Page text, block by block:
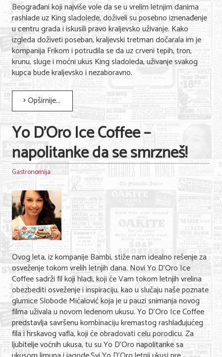
Beograđani koji najviše vole da se u vrelim letnjim danima
rashlade uz King sladolede, doživeli su posebno iznenađenje
u centru grada i iskusili pravo kraljevsko uživanje. Kako
izgleda doživeti poseban, kraljevski tretman dočarala im je
kompanija Frikom i potrudila se da uz crveni tepih, tron,
krunu, sluge i moćni ukus King sladoleda, uživanje svakog
kupca bude kraljevsko i nezaboravno.
Opširnije...
Yo D'Oro Ice Coffee –
napolitanke da se smrzneš!
Gastronomija
Ovog leta, iz kompanije Bambi, stiže nam idealno rešenje za
osveženje tokom vrelih letnjih dana. Novi Yo D'Oro Ice
Coffee sadrži fil koji hladi, koji će Vam tokom letnjih vrelina
obezbediti osveženje i inspiraciju, kao u slučaju naše poznate
glumice Slobode Mićalović koja je u pauzi snimanja novog
filma uživala u novom ledenom ukusu. Yo D'Oro Ice Coffee
predstavlja savršenu kombinaciju kremastog rashlađujućeg
fila i hrskavog vafla, koji će obradovati celu porodicu. Za
ljubitelje voćnih ukusa, tu su Yo D'Oro napolitanke sa